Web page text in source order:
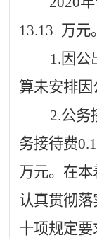
13.13 万元。
1.因公出
算未安排因
2.公务接
务接待费
万元。在本
认真贯彻
十项规定